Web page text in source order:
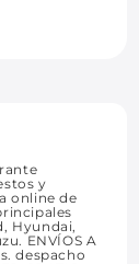
y
online de
Hyundai,
ENVÍOS A
despacho